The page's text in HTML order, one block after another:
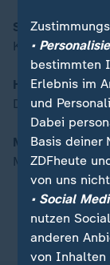
Steigende
Kabinett berät
Hamsterkäufe
Der Run auf
Moderation:
Mirjam
•
bestimmten
Erlebnis im
und
Dabei
Basis deiner
ZDFheute
von uns
• Social
nutzen
anderen
von Inhalten